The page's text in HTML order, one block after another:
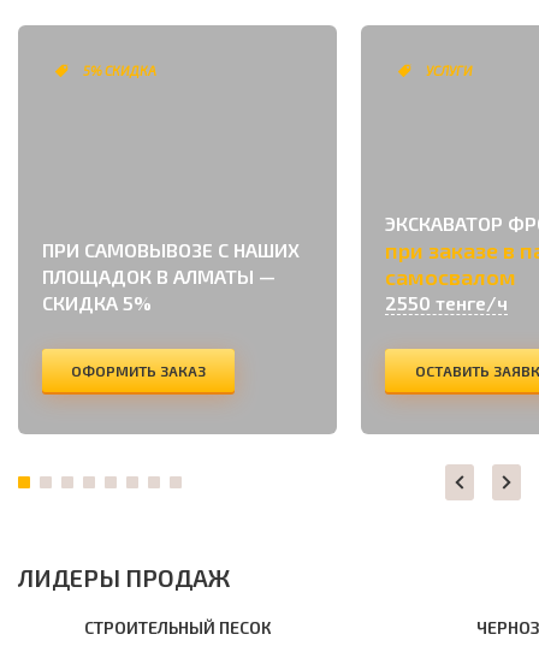
5% СКИДКА
ПРИ САМОВЫВОЗЕ С НАШИХ
ПЛОЩАДОК В АЛМАТЫ —
СКИДКА 5%
ОФОРМИТЬ ЗАКАЗ
УСЛУГИ
ЭКСКАВАТОР
при заказе в
самосвалом
2550 тенге/ч
ОСТАВИТЬ
ЛИДЕРЫ ПРОДАЖ
СТРОИТЕЛЬНЫЙ ПЕСОК